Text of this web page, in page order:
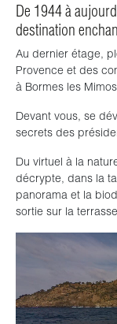
De 1944 à
destination
Au dernier étage,
Provence et des
à Bormes les
Devant vous, se
secrets des
Du virtuel à la
décrypte, dans la
panorama et la
sortie sur la